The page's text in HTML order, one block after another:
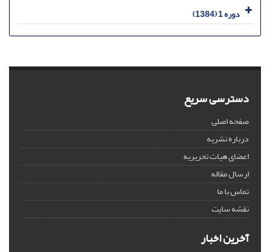
دوره 1 (1384)
دسترسی سریع
صفحه اصلی
درباره نشریه
اعضای هیات تحریریه
ارسال مقاله
تماس با ما
نقشه سایت
آخرین اخبار